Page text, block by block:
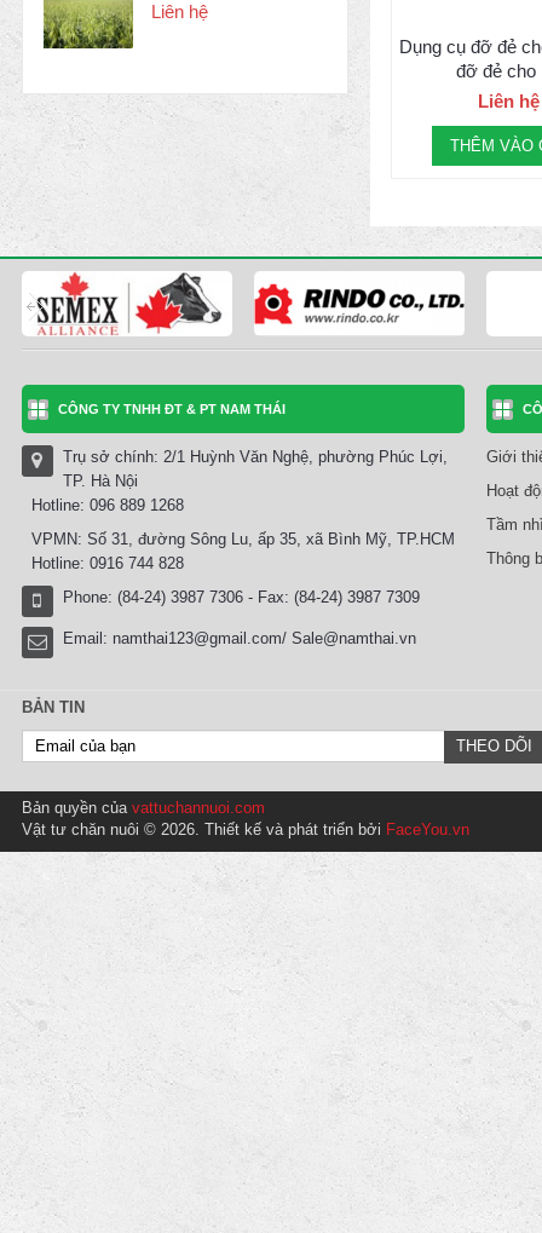
Liên hệ
Dụng cụ đỡ đẻ
đỡ đẻ cho
Liên hệ
THÊM VÀO
CÔNG TY TNHH ĐT & PT NAM THÁI
Trụ sở chính: 2/1 Huỳnh Văn Nghệ, phường Phúc Lợi,
TP. Hà Nội
Hotline: 096 889 1268
VPMN: Số 31, đường Sông Lu, ấp 35, xã Bình Mỹ, TP.HCM
Hotline: 0916 744 828
Phone: (84-24) 3987 7306 - Fax: (84-24) 3987 7309
Email: namthai123@gmail.com/ Sale@namthai.vn
Giới
Hoạt
Tầm
Thông
BẢN TIN
Bản quyền của vattuchannuoi.com
Vật tư chăn nuôi © 2026. Thiết kế và phát triển bởi FaceYou.vn